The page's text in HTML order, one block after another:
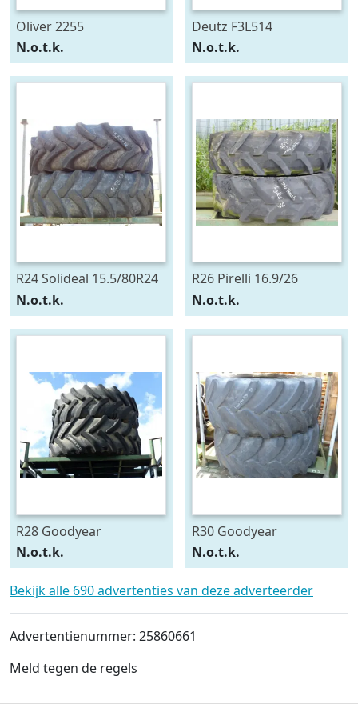
Oliver 2255
N.o.t.k.
Deutz F3L514
N.o.t.k.
R24 Solideal 15.5/80R24
N.o.t.k.
R26 Pirelli 16.9/26
N.o.t.k.
R28 Goodyear
540/75R28
N.o.t.k.
R30 Goodyear
600/70R30
N.o.t.k.
Bekijk alle 690 advertenties van deze adverteerder
Advertentienummer: 25860661
Meld tegen de regels